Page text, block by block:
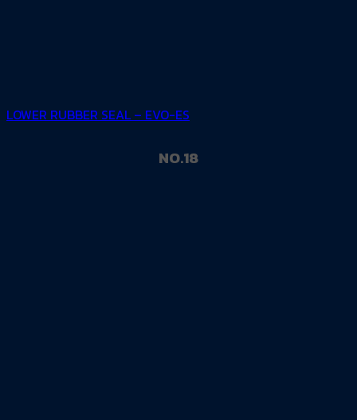
LOWER RUBBER SEAL – EVO-ES
NO.18